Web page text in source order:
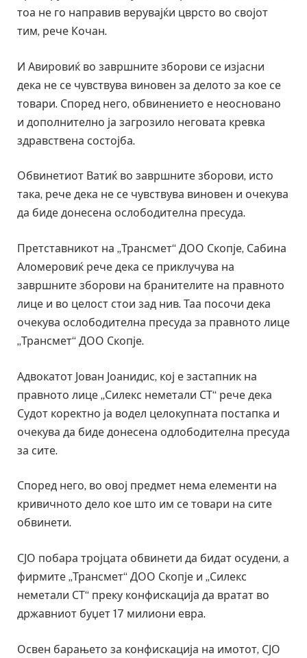
тоа не го направив верувајќи цврсто во својот
тим, рече Кочан.
И Авировиќ во завршните зборови се изјасни
дека не се чувствува виновен за делото за кое се
товари. Според него, обвинението е неосновано
и дополнително ја загрозило неговата кревка
здравствена состојба.
Обвинетиот Ватиќ во завршните зборови, исто
така, рече дека не се чувствува виновен и очекува
да биде донесена ослободителна пресуда.
Претставникот на „Трансмет“ ДОО Скопје, Сабина
Аломеровиќ рече дека се приклучува на
завршните зборови на бранителите на правното
лице и во целост стои зад нив. Таа посочи дека
очекува ослободителна пресуда за правното лице
„Трансмет“ ДОО Скопје.
Адвокатот Јован Јоанидис, кој е застапник на
правното лице „Силекс неметали СТ“ рече дека
Судот коректно ја водел целокупната постапка и
очекува да биде донесена одлободителна пресуда
за сите.
Според него, во овој предмет нема елементи на
кривичното дело кое што им се товари на сите
обвинети.
СЈО побара тројцата обвинети да бидат осудени, а
фирмите „Трансмет“ ДОО Скопје и „Силекс
неметали СТ“ преку конфискација да вратат во
државниот буџет 17 милиони евра.
Освен барањето за конфискација на имотот, СЈО